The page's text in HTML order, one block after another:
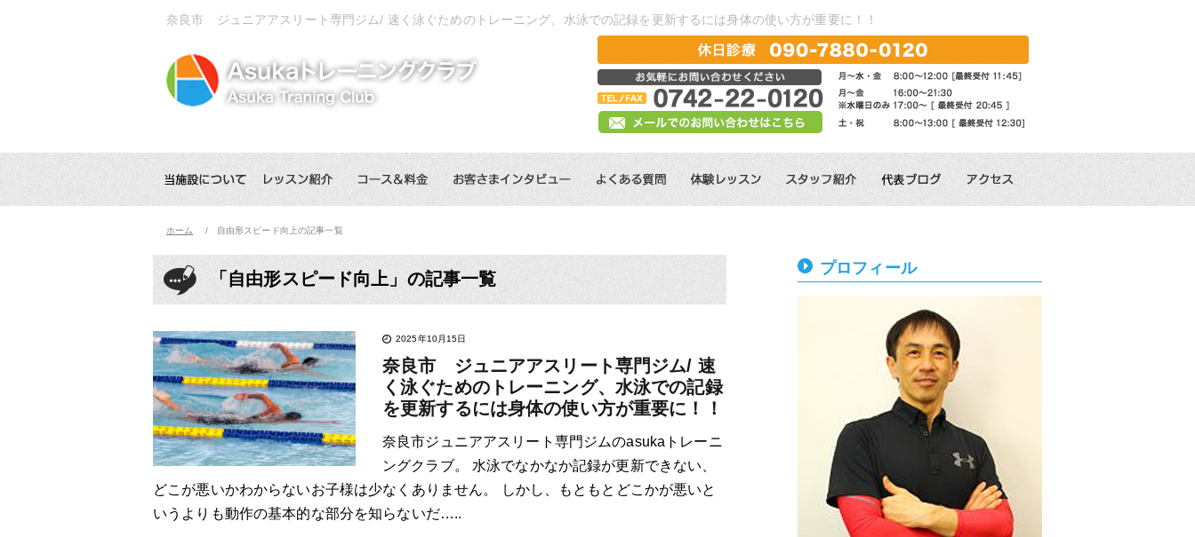
奈良市 ジュニアアスリート専門ジム/ 速く泳ぐためのトレーニング、水泳での記録を更新するには身体の使い方が重要に！！
ホーム 自由形スピード向上の記事一覧
「自由形スピード向上」の記事一覧
2025年10月15日
奈良市 ジュニアアスリート専門ジム/ 速
く泳ぐためのトレーニング、水泳での記録
を更新するには身体の使い方が重要に！！
奈良市ジュニアアスリート専門ジムのasukaトレーニ
ングクラブ。 水泳でなかなか記録が更新できない、
どこが悪いかわからないお子様は少なくありません。 しかし、もともとどこかが悪いと
いうよりも動作の基本的な部分を知らないだ…..
プロフィール